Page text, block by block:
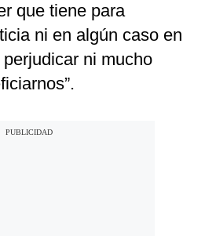
que tiene para
ni en algún caso en
ni mucho